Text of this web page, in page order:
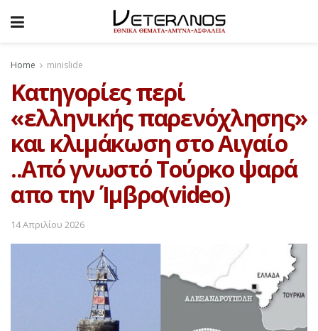
Home minislide
Κατηγορίες περί
«ελληνικής παρενόχλησης»
και κλιμάκωση στο Αιγαίο
..Από γνωστό Τούρκο ψαρά
απο την Ίμβρο(video)
14 Απριλίου 2026